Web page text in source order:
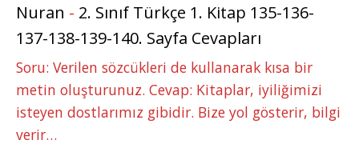
Nuran - 2. Sınıf Türkçe 1. Kitap 135-136-
137-138-139-140. Sayfa Cevapları
Soru: Verilen sözcükleri de kullanarak kısa bir
metin oluşturunuz. Cevap: Kitaplar, iyiliğimizi
isteyen dostlarımız gibidir. Bize yol gösterir, bilgi
verir…